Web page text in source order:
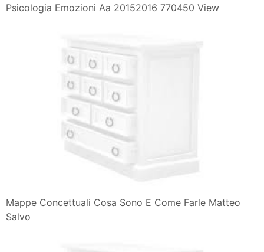
Psicologia Emozioni Aa 20152016 770450 View
Mappe Concettuali Cosa Sono E Come Farle Matteo
Salvo